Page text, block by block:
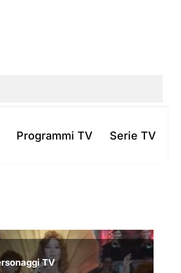
Programmi TV Serie TV